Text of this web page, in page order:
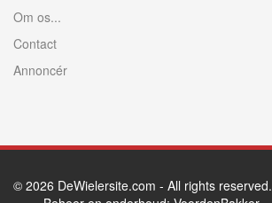
Om os...
Contact
Annoncér
© 2026 DeWielersite.com - All rights reserved.